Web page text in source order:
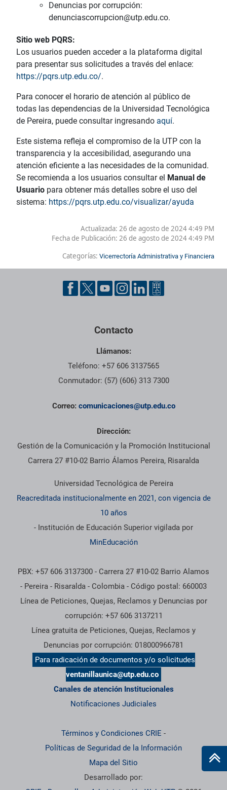
Denuncias por corrupción:
denunciascorrupcion@utp.edu.co.
Sitio web PQRS:
Los usuarios pueden acceder a la plataforma digital
para presentar sus solicitudes a través del enlace:
https://pqrs.utp.edu.co/.
Para conocer el horario de atención al público de
todas las dependencias de la Universidad Tecnológica
de Pereira, puede consultar ingresando aquí.
Este sistema refleja el compromiso de la UTP con la
transparencia y la accesibilidad, asegurando una
atención eficiente a las necesidades de la comunidad.
Se recomienda a los usuarios consultar el Manual de
Usuario para obtener más detalles sobre el uso del
sistema: https://pqrs.utp.edu.co/visualizar/ayuda
Actualizada: 26 de agosto de 2024 4:49 PM
Fecha de Publicación: 26 de agosto de 2024 4:49 PM
Categorías: Vicerrectoría Administrativa y Financiera
Contacto
Llámanos:
Teléfono: +57 606 3137565
Conmutador: (57) (606) 313 7300
Correo: comunicaciones@utp.edu.co
Dirección:
Gestión de la Comunicación y la Promoción Institucional
Carrera 27 #10-02 Barrio Álamos Pereira, Risaralda
Universidad Tecnológica de Pereira
Reacreditada institucionalmente en 2021, con vigencia de
10 años
- Institución de Educación Superior vigilada por
MinEducación
PBX: +57 606 3137300 - Carrera 27 #10-02 Barrio Alamos
- Pereira - Risaralda - Colombia - Código postal: 660003
Línea de Peticiones, Quejas, Reclamos y Denuncias por
corrupción: +57 606 3137211
Línea gratuita de Peticiones, Quejas, Reclamos y
Denuncias por corrupción: 018000966781
Para radicación de documentos y/o solicitudes
ventanillaunica@utp.edu.co
Canales de atención Institucionales
Notificaciones Judiciales
Términos y Condiciones CRIE -
Políticas de Seguridad de la Información
Mapa del Sitio
Desarrollado por: